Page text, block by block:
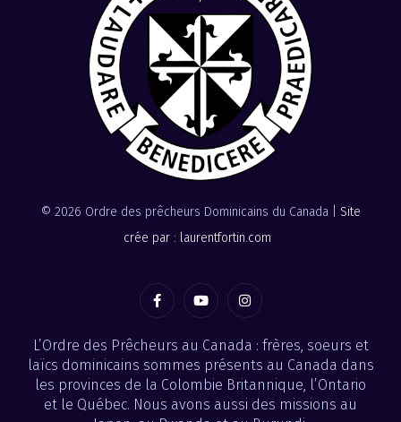
© 2026 Ordre des prêcheurs Dominicains du Canada | Site
crée par : laurentfortin.com
L’Ordre des Prêcheurs au Canada : frères, soeurs et
laïcs dominicains sommes présents au Canada dans
les provinces de la Colombie Britannique, l’Ontario
et le Québec. Nous avons aussi des missions au